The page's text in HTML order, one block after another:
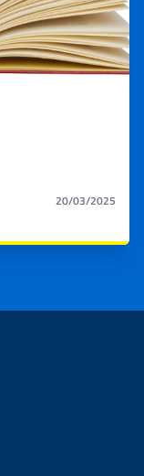
20/03/2025